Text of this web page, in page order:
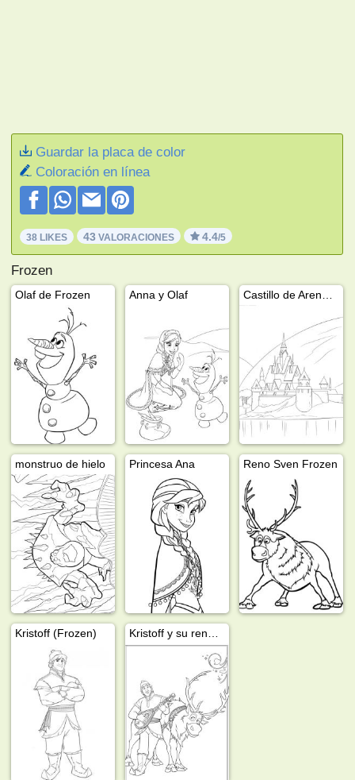
Guardar la placa de color
Coloración en línea
38 LIKES 43 VALORACIONES 4.4/5
Frozen
Olaf de Frozen Anna y Olaf
monstruo de hielo Princesa Ana Reno Sven Frozen
Kristoff (Frozen)